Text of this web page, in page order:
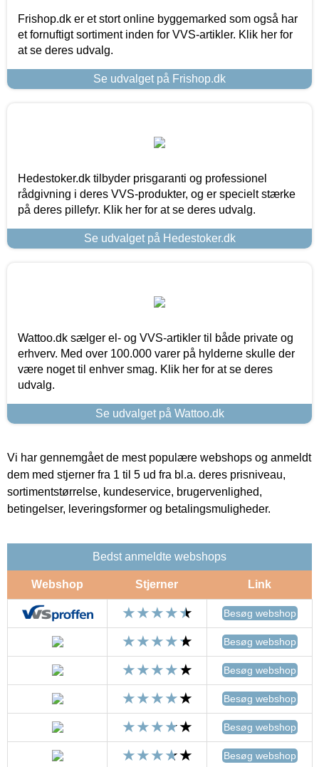
Frishop.dk er et stort online byggemarked som også har
et fornuftigt sortiment inden for VVS-artikler. Klik her for
at se deres udvalg.
Se udvalget på Frishop.dk
Hedestoker.dk tilbyder prisgaranti og professionel
rådgivning i deres VVS-produkter, og er specielt stærke
på deres pillefyr. Klik her for at se deres udvalg.
Se udvalget på Hedestoker.dk
Wattoo.dk sælger el- og VVS-artikler til både private og
erhverv. Med over 100.000 varer på hylderne skulle der
være noget til enhver smag. Klik her for at se deres
udvalg.
Se udvalget på Wattoo.dk
Vi har gennemgået de mest populære webshops og anmeldt
dem med stjerner fra 1 til 5 ud fra bl.a. deres prisniveau,
sortimentstørrelse, kundeservice, brugervenlighed,
betingelser, leveringsformer og betalingsmuligheder.
Bedst anmeldte webshops
Webshop Stjerner Link
Besøg webshop
Besøg webshop
Besøg webshop
Besøg webshop
Besøg webshop
Besøg webshop